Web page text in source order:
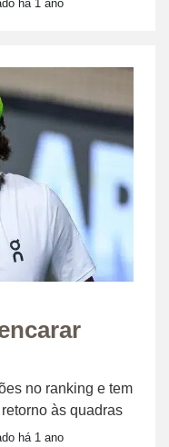
há 1 ano
no ranking e tem
às quadras
há 1 ano